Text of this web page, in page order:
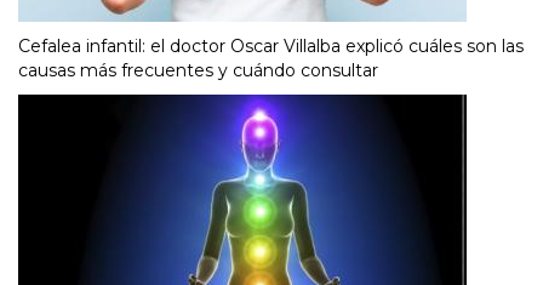
Cefalea infantil: el doctor Oscar Villalba explicó cuáles son las
causas más frecuentes y cuándo consultar